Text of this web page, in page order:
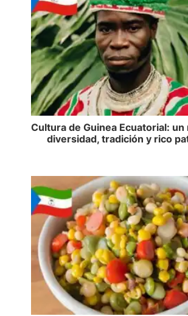
Cultura de Guinea Ecuatorial: un
diversidad, tradición y rico